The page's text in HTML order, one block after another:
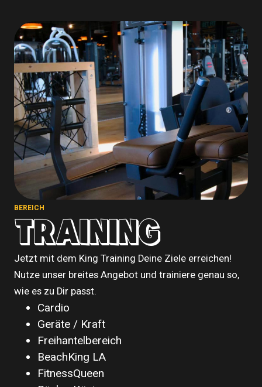
BEREICH
TRAINING
Jetzt mit dem King Training Deine Ziele erreichen!
Nutze unser breites Angebot und trainiere genau so,
wie es zu Dir passt.
Cardio
Geräte / Kraft
Freihantelbereich
BeachKing LA
FitnessQueen